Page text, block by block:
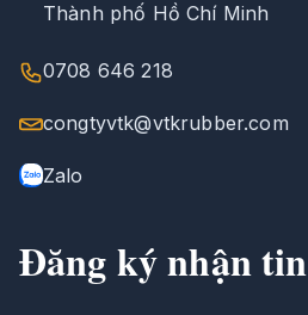
Thành phố Hồ Chí Minh
0708 646 218
congtyvtk@vtkrubber.com
Zalo
Đăng ký nhận tin